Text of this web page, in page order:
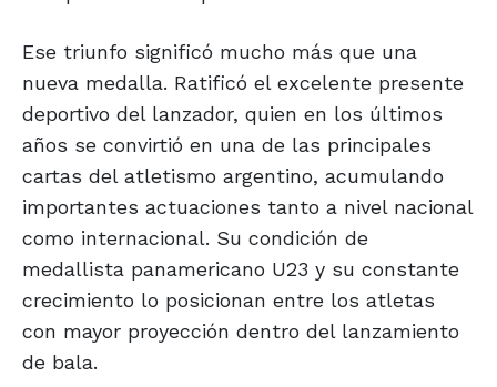
Ese triunfo significó mucho más que una
nueva medalla. Ratificó el excelente presente
deportivo del lanzador, quien en los últimos
años se convirtió en una de las principales
cartas del atletismo argentino, acumulando
importantes actuaciones tanto a nivel nacional
como internacional. Su condición de
medallista panamericano U23 y su constante
crecimiento lo posicionan entre los atletas
con mayor proyección dentro del lanzamiento
de bala.